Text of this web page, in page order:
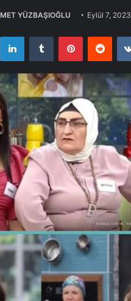
YÜZBAŞIOĞLU Eylül 7, 2023
LinkedInTumblr Pinterest